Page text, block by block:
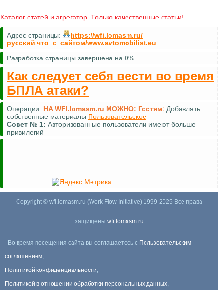
Каталог статей и агрегатор. Только качественные статьи!
Адрес страницы:
https://wfi.lomasm.ru/
русский.что_с_сайтом/www.avtomobilist.eu
Разработка страницы завершена на 0%
Как следует себя вести во время
БПЛА атаки?
Операции: НА WFI.lomasm.ru МОЖНО: Гостям: Добавлять
собственные материалы Пользовательское
Совет № 1: Авторизованные пользователи имеют больше
привилегий
Copyright © wfi.lomasm.ru (Work Flow Initiative) 1999-2025 Все права
защищены wfi.lomasm.ru
Во время посещения сайта вы соглашаетесь с Пользовательским
соглашением,
Политикой конфиденциальности,
Политикой в отношении обработки персональных данных,